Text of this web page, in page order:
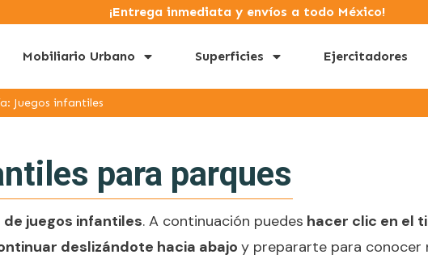
¡Entrega inmediata y envíos a todo México!
Mobiliario Urbano Superficies Ejercitadores
Juegos infantiles
para parques
juegos infantiles. A continuación puedes hacer clic en el
deslizándote hacia abajo y prepararte para